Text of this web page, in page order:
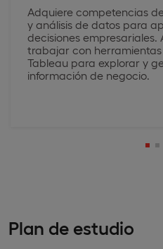
Adquiere competencias
y análisis de datos para
decisiones empresariales.
trabajar con
Tableau para explorar y
información de negocio.
Plan de estudio